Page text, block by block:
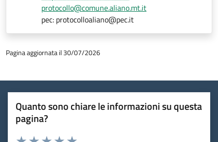
protocollo@comune.aliano.mt.it
pec: protocolloaliano@pec.it
Pagina aggiornata il 30/07/2026
Quanto sono chiare le informazioni su questa
pagina?